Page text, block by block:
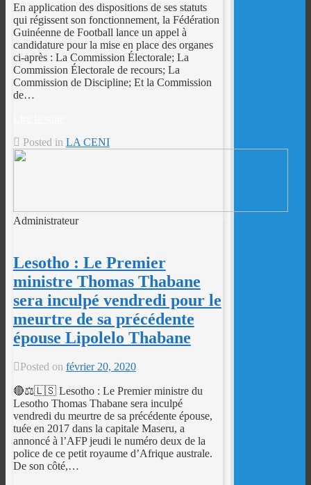
En application des dispositions de ses statuts
qui régissent son fonctionnement, la Fédération
Guinéenne de Football lance un appel à
candidature pour la mise en place des organes
ci-après : La Commission Électorale; La
Commission Électorale de recours; La
Commission de Discipline; Et la Commission
de…
Posted in LA CENI
Administrateur
Lesotho : Le Premier
ministre Thomas Thabane
sera inculpé vendredi pour le
meurtre de sa précédente
épouse Lipolelo Thabane
Posted on février 20, 2020
🔴⚖️🇱🇸 Lesotho : Le Premier ministre du
Lesotho Thomas Thabane sera inculpé
vendredi du meurtre de sa précédente épouse,
tuée en 2017 dans la capitale Maseru, a
annoncé à l’AFP jeudi le numéro deux de la
police de ce petit royaume d’Afrique australe.
De son côté,…